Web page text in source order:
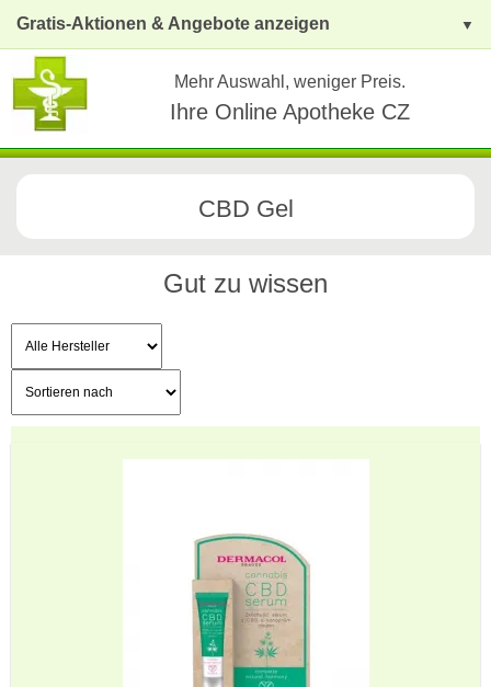
Gratis-Aktionen & Angebote anzeigen
Mehr Auswahl, weniger Preis.
Ihre Online Apotheke CZ
CBD Gel
Gut zu wissen